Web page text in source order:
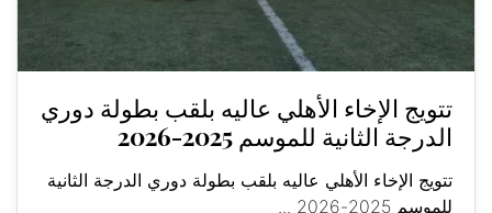
تتويج الإخاء الأهلي عاليه بلقب بطولة دوري
الدرجة الثانية للموسم 2025-2026
تتويج الإخاء الأهلي عاليه بلقب بطولة دوري الدرجة الثانية
للموسم 2025-2026 ...